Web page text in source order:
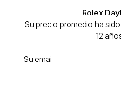
Rolex
Su precio promedio ha
12